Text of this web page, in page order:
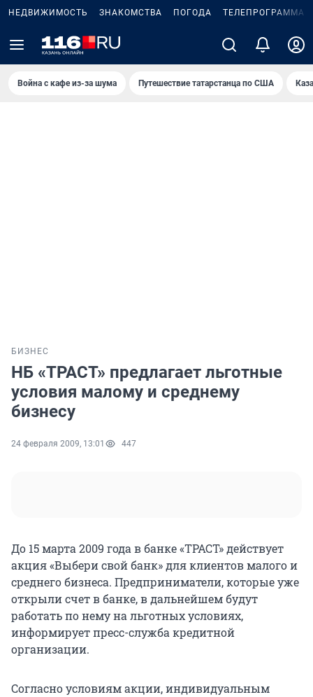
НЕДВИЖИМОСТЬ ЗНАКОМСТВА ПОГОДА ТЕЛЕПРОГРАММА
Война с кафе из-за шума Путешествие татарстанца по США
БИЗНЕС
НБ «ТРАСТ» предлагает льготные
условия малому и среднему
бизнесу
24 февраля 2009, 13:01 447
До 15 марта 2009 года в банке «ТРАСТ» действует
акция «Выбери свой банк» для клиентов малого и
среднего бизнеса. Предприниматели, которые уже
открыли счет в банке, в дальнейшем будут
работать по нему на льготных условиях,
информирует пресс-служба кредитной
организации.
Согласно условиям акции, индивидуальным